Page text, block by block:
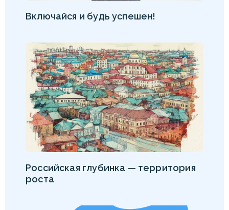
Включайся и будь успешен!
Российская глубинка — территория
роста